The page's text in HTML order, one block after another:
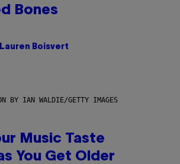
Bones
Lauren Boisvert
BY IAN WALDIE/GETTY IMAGES
Music Taste
You Get Older